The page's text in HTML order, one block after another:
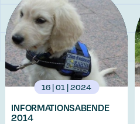
16 | 01 | 2024
INFORMATIONSABENDE
2014